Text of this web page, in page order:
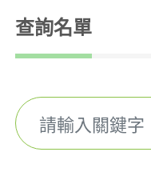
查詢名單